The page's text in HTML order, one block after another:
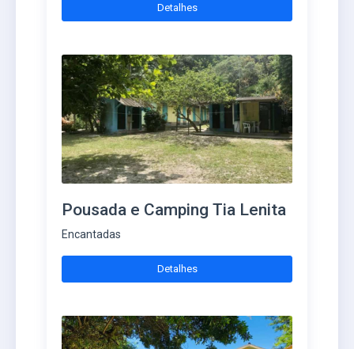
Detalhes
Pousada e Camping Tia Lenita
Encantadas
Detalhes